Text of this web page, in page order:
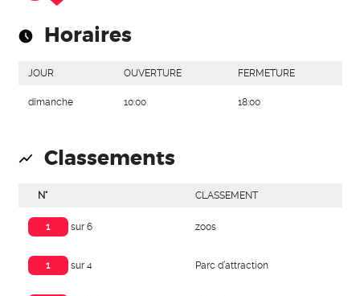
Horaires
JOUR OUVERTURE FERMETURE
dimanche 10:00 18:00
Classements
N° CLASSEMENT
1 sur 6 zoos
1 sur 4 Parc d’attraction